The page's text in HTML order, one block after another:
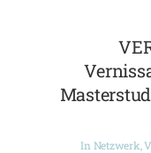
In Netzwerk,